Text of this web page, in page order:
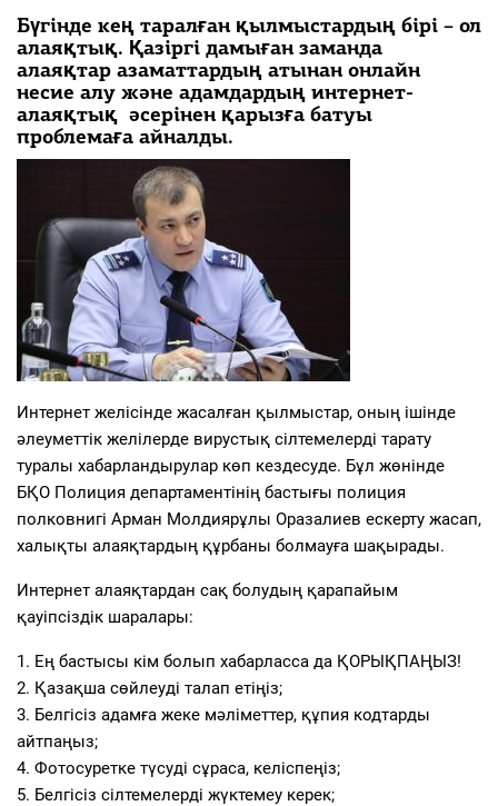
Бүгінде кең таралған қылмыстардың бірі – ол
алаяқтық. Қазіргі дамыған заманда
алаяқтар азаматтардың атынан онлайн
несие алу және адамдардың интернет-
алаяқтық әсерінен қарызға батуы
проблемаға айналды.
Интернет желісінде жасалған қылмыстар, оның ішінде
әлеуметтік желілерде вирустық сілтемелерді тарату
туралы хабарландырулар көп кездесуде. Бұл жөнінде
БҚО Полиция департаментінің бастығы полиция
полковнигі Арман Молдиярұлы Оразалиев ескерту жасап,
халықты алаяқтардың құрбаны болмауға шақырады.
Интернет алаяқтардан сақ болудың қарапайым
қауіпсіздік шаралары:
1. Ең бастысы кім болып хабарласса да ҚОРЫҚПАҢЫЗ!
2. Қазақша сөйлеуді талап етіңіз;
3. Белгісіз адамға жеке мәліметтер, құпия кодтарды
айтпаңыз;
4. Фотосуретке түсуді сұраса, келіспеңіз;
5. Белгісіз сілтемелерді жүктемеу керек;